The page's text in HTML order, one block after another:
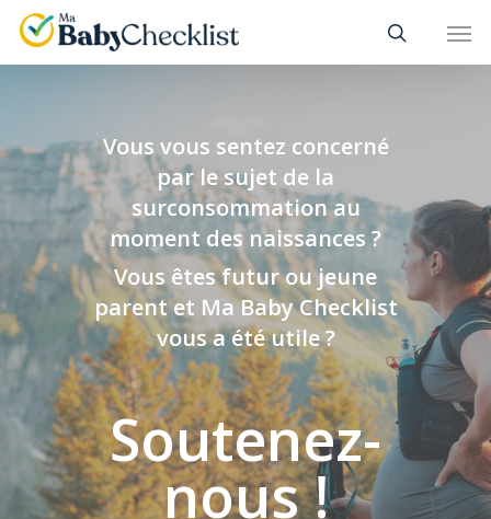
Skip
main
Vous vous sentez concerné
par le sujet de la
surconsommation au
moment des naissances ?
Vous êtes futur ou jeune
parent et Ma Baby Checklist
vous a été utile ?
Soutenez-
nous !